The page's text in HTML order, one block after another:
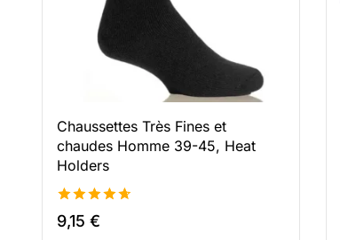
Chaussettes Très Fines et
chaudes Homme 39-45, Heat
Holders
4.71
de 5
9,15 €